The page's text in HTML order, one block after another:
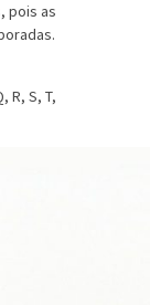
pois as
R, S, T,